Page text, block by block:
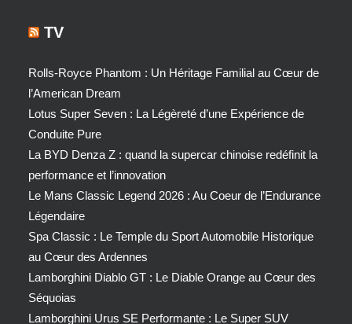
TV
Rolls-Royce Phantom : Un Héritage Familial au Cœur de
l’American Dream
Lotus Super Seven : La Légèreté d’une Expérience de
Conduite Pure
La BYD Denza Z : quand la supercar chinoise redéfinit la
performance et l’innovation
Le Mans Classic Legend 2026 : Au Coeur de l’Endurance
Légendaire
Spa Classic : Le Temple du Sport Automobile Historique
au Cœur des Ardennes
Lamborghini Diablo GT : Le Diable Orange au Cœur des
Séquoias
Lamborghini Urus SE Performante : Le Super SUV